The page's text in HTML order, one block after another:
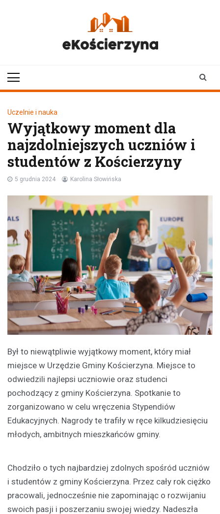
Uczelnie i nauka
Wyjątkowy moment dla
najzdolniejszych uczniów i
studentów z Kościerzyny
5 grudnia 2024 Karolina Słowińska
Był to niewątpliwie wyjątkowy moment, który miał
miejsce w Urzędzie Gminy Kościerzyna. Miejsce to
odwiedzili najlepsi uczniowie oraz studenci
pochodzący z gminy Kościerzyna. Spotkanie to
zorganizowano w celu wręczenia Stypendiów
Edukacyjnych. Nagrody te trafiły w ręce kilkudziesięciu
młodych, ambitnych mieszkańców gminy.
Chodziło o tych najbardziej zdolnych spośród uczniów
i studentów z gminy Kościerzyna. Przez cały rok ciężko
pracowali, jednocześnie nie zapominając o rozwijaniu
swoich pasji i poszerzaniu swojej wiedzy. Nadeszła